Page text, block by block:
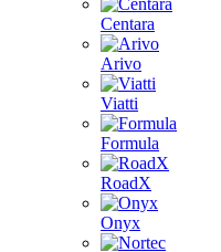
Centara
Arivo
Viatti
Formula
RoadX
Onyx